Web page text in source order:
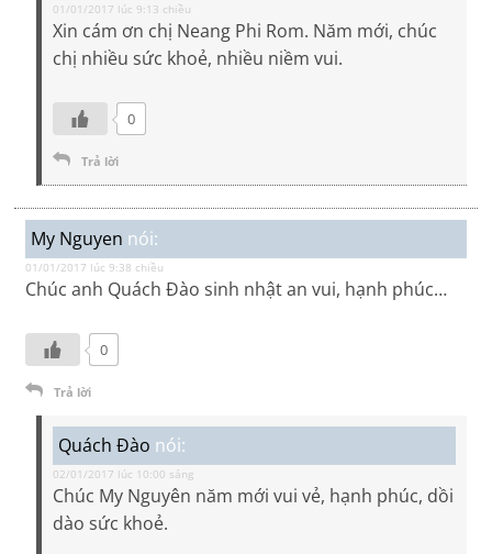
01/01/2017 lúc 9:13 chiều
Xin cám ơn chị Neang Phi Rom. Năm mới, chúc
chị nhiều sức khoẻ, nhiều niềm vui.
0
Trả lời
My Nguyen nói:
01/01/2017 lúc 9:38 chiều
Chúc anh Quách Đào sinh nhật an vui, hạnh phúc…
0
Trả lời
Quách Đào nói:
02/01/2017 lúc 10:00 sáng
Chúc My Nguyên năm mới vui vẻ, hạnh phúc, dồi
dào sức khoẻ.